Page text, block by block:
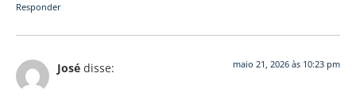
Responder
José disse: maio 21, 2026 às 10:23 pm